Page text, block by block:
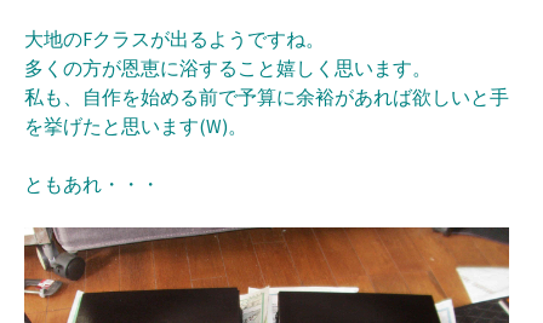
大地のFクラスが出るようですね。
多くの方が恩恵に浴すること嬉しく思います。
私も、 自作を始める前で予算に余裕があれば欲しいと手
を挙げたと思いま す(W)。
ともあれ・・・